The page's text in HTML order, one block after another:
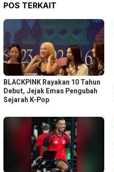
POS TERKAIT
BLACKPINK Rayakan 10 Tahun
Debut, Jejak Emas Pengubah
Sejarah K-Pop